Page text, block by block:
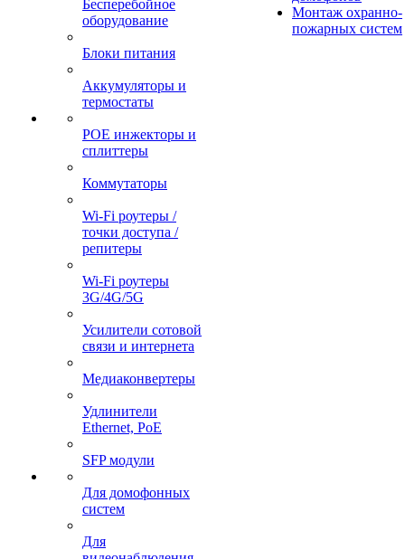
Бесперебойное
оборудование
Блоки питания
Аккумуляторы и
термостаты
POE инжекторы и
сплиттеры
Коммутаторы
Wi-Fi роутеры /
точки доступа /
репитеры
Wi-Fi роутеры
3G/4G/5G
Усилители сотовой
связи и интернета
Медиаконвертеры
Удлинители
Ethernet, PoE
SFP модули
Для домофонных
систем
Для
Монтаж охранно-
пожарных систем